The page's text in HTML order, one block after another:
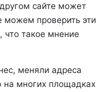
сайте может
можем проверить эти
такое мнение
меняли адреса
на многих площадках